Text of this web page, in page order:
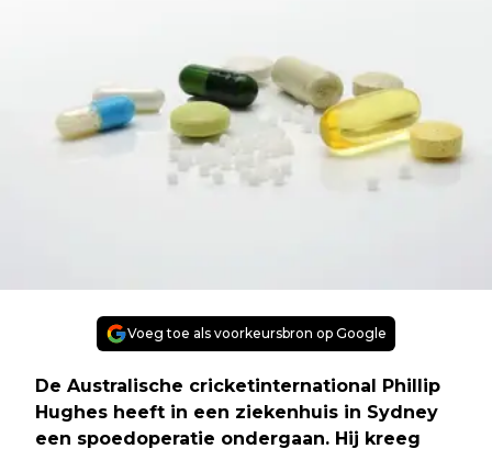
Voeg toe als voorkeursbron op Google
De Australische cricketinternational Phillip
Hughes heeft in een ziekenhuis in Sydney
een spoedoperatie ondergaan. Hij kreeg